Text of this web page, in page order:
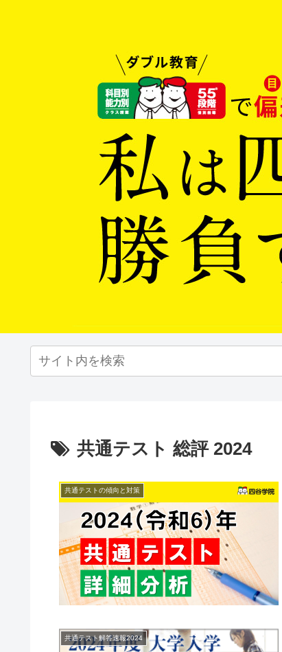
共通テスト 総評 2024
共通テストの傾向と対策
共通テスト解答速報2024